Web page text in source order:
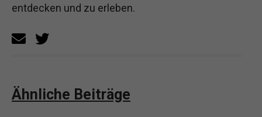
entdecken und zu erleben.
Ähnliche Beiträge